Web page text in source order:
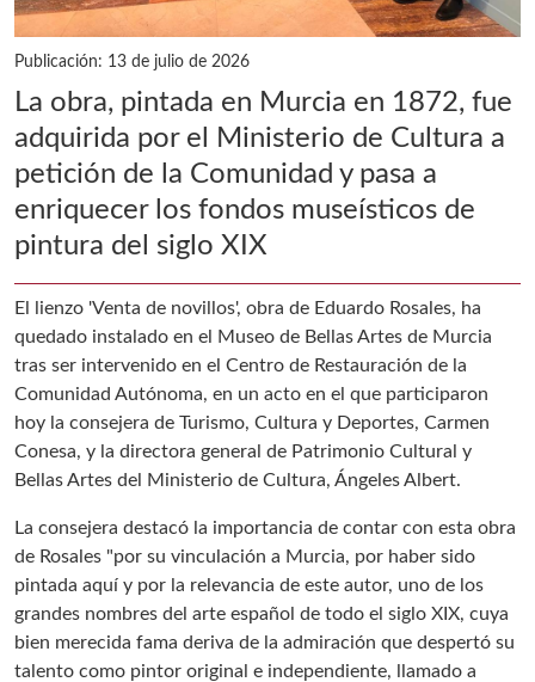
Publicación: 13 de julio de 2026
La obra, pintada en Murcia en 1872, fue
adquirida por el Ministerio de Cultura a
petición de la Comunidad y pasa a
enriquecer los fondos museísticos de
pintura del siglo XIX
El lienzo 'Venta de novillos', obra de Eduardo Rosales, ha
quedado instalado en el Museo de Bellas Artes de Murcia
tras ser intervenido en el Centro de Restauración de la
Comunidad Autónoma, en un acto en el que participaron
hoy la consejera de Turismo, Cultura y Deportes, Carmen
Conesa, y la directora general de Patrimonio Cultural y
Bellas Artes del Ministerio de Cultura, Ángeles Albert.
La consejera destacó la importancia de contar con esta obra
de Rosales "por su vinculación a Murcia, por haber sido
pintada aquí y por la relevancia de este autor, uno de los
grandes nombres del arte español de todo el siglo XIX, cuya
bien merecida fama deriva de la admiración que despertó su
talento como pintor original e independiente, llamado a